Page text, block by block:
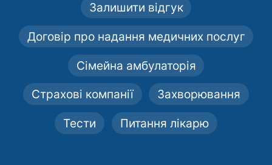
Залишити відгук
Договір про надання медичних послуг
Сімейна амбулаторія
Страхові компанії Захворювання
Тести Питання лікарю